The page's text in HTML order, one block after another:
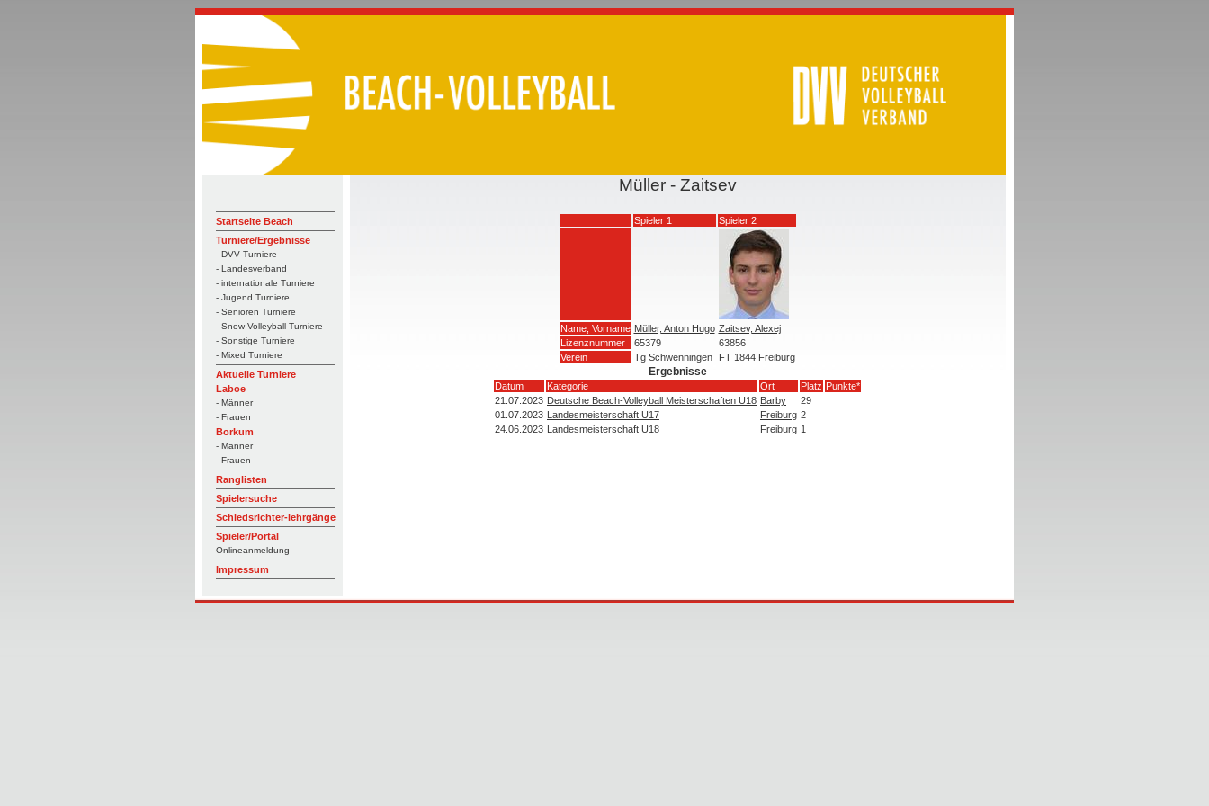
Startseite Beach
Turniere/Ergebnisse
- DVV Turniere
- Landesverband
- internationale Turniere
- Jugend Turniere
- Senioren Turniere
- Snow-Volleyball Turniere
- Sonstige Turniere
- Mixed Turniere
Aktuelle Turniere
Laboe
- Männer
- Frauen
Borkum
- Männer
- Frauen
Ranglisten
Spielersuche
Schiedsrichter-lehrgänge
Spieler/Portal
Onlineanmeldung
Impressum
Müller - Zaitsev
Spieler 1 Spieler 2
Name, Vorname Müller, Anton Hugo Zaitsev, Alexej
Lizenznummer
65379
63856
Verein
Tg Schwenningen FT 1844 Freiburg
Ergebnisse
Datum Kategorie Ort Platz Punkte*
21.07.2023 Deutsche Beach-Volleyball Meisterschaften U18 Barby
29
01.07.2023 Landesmeisterschaft U17 Freiburg 2
24.06.2023 Landesmeisterschaft U18 Freiburg 1